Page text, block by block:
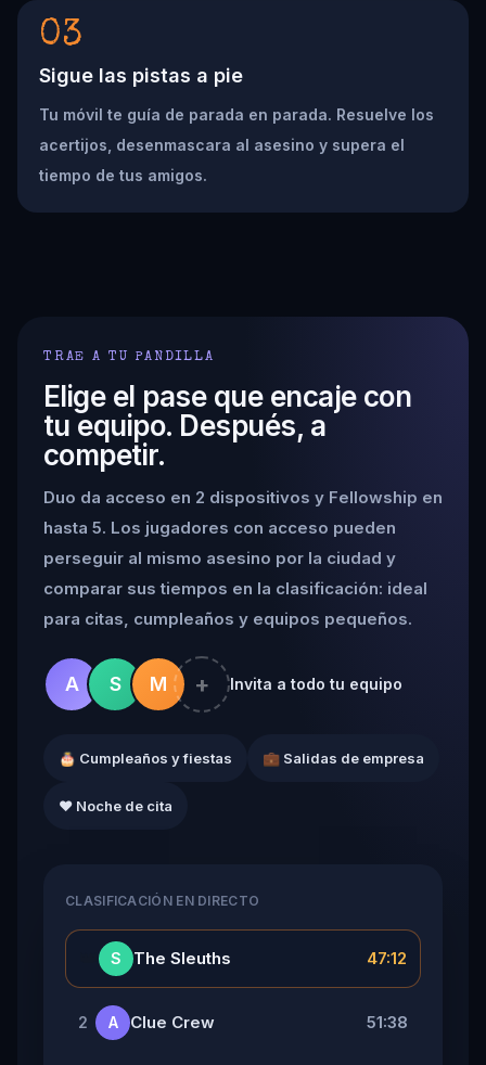
03
Sigue las pistas a pie
Tu móvil te guía de parada en parada. Resuelve los
acertijos, desenmascara al asesino y supera el
tiempo de tus amigos.
TRAE A TU PANDILLA
Elige el pase que encaje con
tu equipo. Después, a
competir.
Duo da acceso en 2 dispositivos y Fellowship en
hasta 5. Los jugadores con acceso pueden
perseguir al mismo asesino por la ciudad y
comparar sus tiempos en la clasificación: ideal
para citas, cumpleaños y equipos pequeños.
A S M + Invita a todo tu equipo
🎂 Cumpleaños y fiestas 💼 Salidas de empresa
❤️ Noche de cita
CLASIFICACIÓN EN DIRECTO
S The Sleuths 47:12
2 A Clue Crew 51:38